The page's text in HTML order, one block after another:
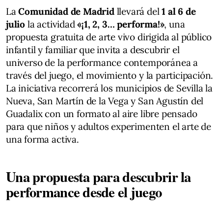
La Comunidad de Madridllevará del1 al 6 de
julio la actividad«¡1, 2, 3… performa!», una
propuesta gratuita de arte vivo dirigida al público
infantil y familiar que invita a descubrir el
universo de la performance contemporánea a
través del juego, el movimiento y la participación.
La iniciativa recorrerá los municipios de Sevilla la
Nueva, San Martín de la Vega y San Agustín del
Guadalix con un formato al aire libre pensado
para que niños y adultos experimenten el arte de
una forma activa.
Una propuesta para descubrir la
performance desde el juego